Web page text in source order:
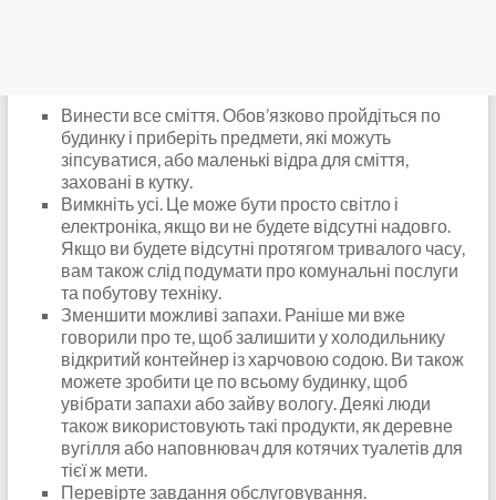
Винести все сміття. Обов’язково пройдіться по
будинку і приберіть предмети, які можуть
зіпсуватися, або маленькі відра для сміття,
заховані в кутку.
Вимкніть усі. Це може бути просто світло і
електроніка, якщо ви не будете відсутні надовго.
Якщо ви будете відсутні протягом тривалого часу,
вам також слід подумати про комунальні послуги
та побутову техніку.
Зменшити можливі запахи. Раніше ми вже
говорили про те, щоб залишити у холодильнику
відкритий контейнер із харчовою содою. Ви також
можете зробити це по всьому будинку, щоб
увібрати запахи або зайву вологу. Деякі люди
також використовують такі продукти, як деревне
вугілля або наповнювач для котячих туалетів для
тієї ж мети.
Перевірте завдання обслуговування.